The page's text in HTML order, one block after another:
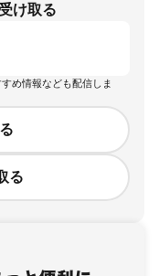
け取る
め情報なども配信しま
る